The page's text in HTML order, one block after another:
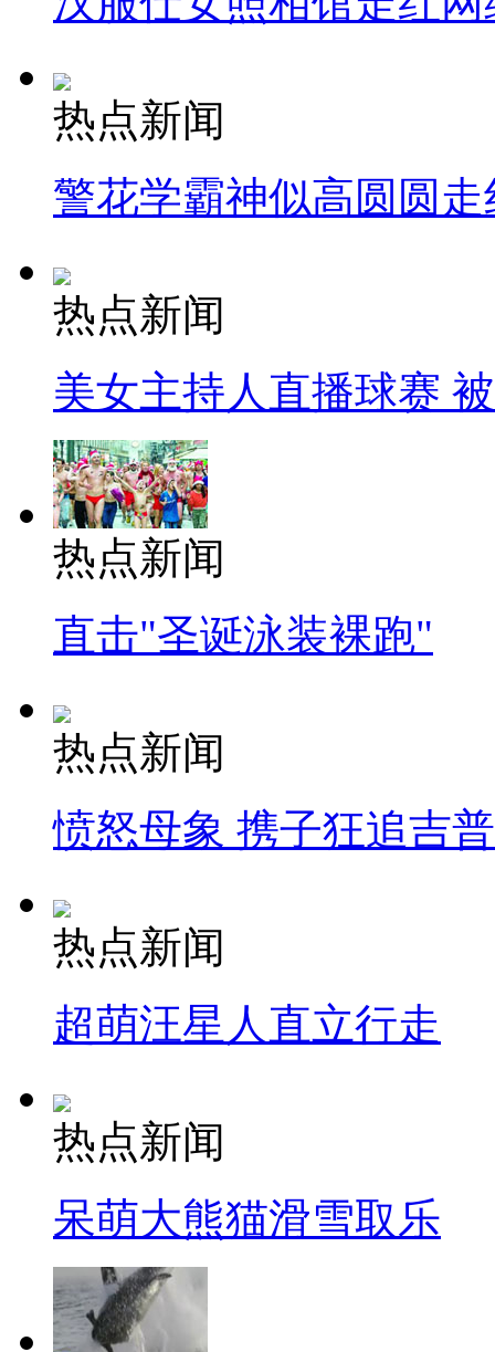
热点新闻
警花学霸神似高圆圆走
热点新闻
美女主持人直播球赛
热点新闻
直击"圣诞泳装裸跑"
热点新闻
愤怒母象 携子狂追吉
热点新闻
超萌汪星人直立行走
热点新闻
呆萌大熊猫滑雪取乐